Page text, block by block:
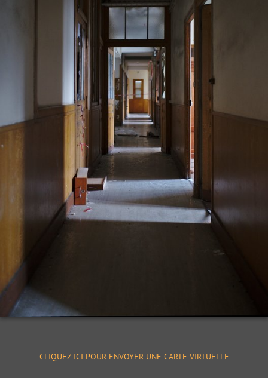
CLIQUEZ ICI POUR ENVOYER UNE CARTE VIRTUELLE